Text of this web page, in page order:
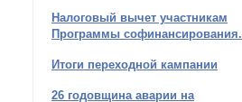
Налоговый вычет участникам
Программы софинансирования.
Итоги переходной кампании
26 годовщина аварии на